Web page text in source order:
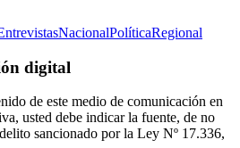
NacionalPolíticaRegional
digital
de este medio de comunicación en
usted debe indicar la fuente, de no
sancionado por la Ley Nº 17.336,